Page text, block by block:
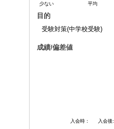
少ない 平均
目的
受験対策(中学校受験)
成績/偏差値
入会時： 入会後: